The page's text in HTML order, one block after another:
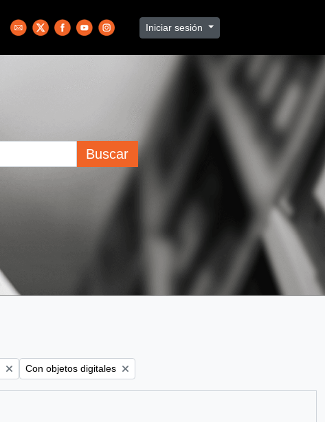
Iniciar sesión
Buscar
Remove filter:
Con objetos digitales